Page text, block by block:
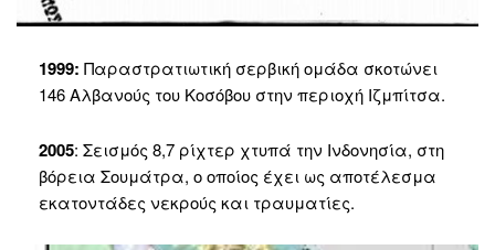
1999: Παραστρατιωτική σερβική ομάδα σκοτώνει
146 Αλβανούς του Κοσόβου στην περιοχή Ιζμπίτσα.
2005: Σεισμός 8,7 ρίχτερ χτυπά την Ινδονησία, στη
βόρεια Σουμάτρα, ο οποίος έχει ως αποτέλεσμα
εκατοντάδες νεκρούς και τραυματίες.